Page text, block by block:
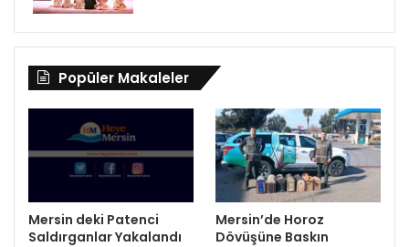
Popüler Makaleler
Mersin deki Patenci
Saldırganlar Yakalandı
Mersin’de Horoz
Dövüşüne Baskın